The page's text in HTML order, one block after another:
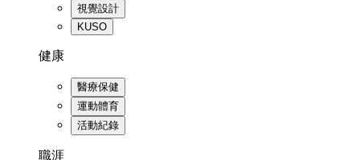
視覺設計
KUSO
健康
醫療保健
運動體育
活動紀錄
職涯